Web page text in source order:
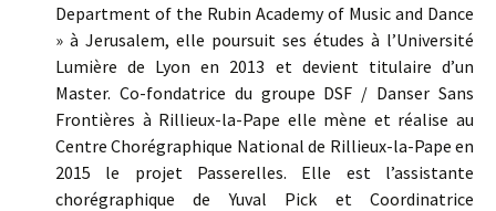
Department of the Rubin Academy of Music and Dance
» à Jerusalem, elle poursuit ses études à l’Université
Lumière de Lyon en 2013 et devient titulaire d’un
Master. Co-fondatrice du groupe DSF / Danser Sans
Frontières à Rillieux-la-Pape elle mène et réalise au
Centre Chorégraphique National de Rillieux-la-Pape en
2015 le projet Passerelles. Elle est l’assistante
chorégraphique de Yuval Pick et Coordinatrice